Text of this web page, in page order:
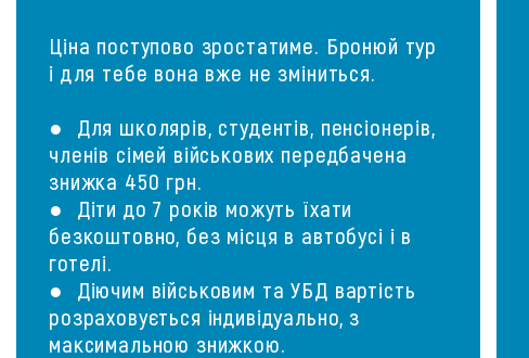
Ціна поступово зростатиме. Бронюй тур
і для тебе вона вже не зміниться.
● Для школярів, студентів, пенсіонерів,
членів сімей військових передбачена
знижка 450 грн.
● Діти до 7 років можуть їхати
безкоштовно, без місця в автобусі і в
готелі.
● Діючим військовим та УБД вартість
розраховується індивідуально, з
максимальною знижкою.